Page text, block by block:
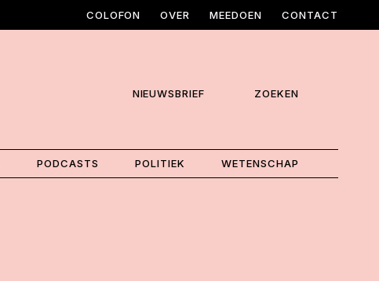
COLOFON OVER MEEDOEN CONTACT
NIEUWSBRIEF ZOEKEN
PODCASTS POLITIEK WETENSCHAP